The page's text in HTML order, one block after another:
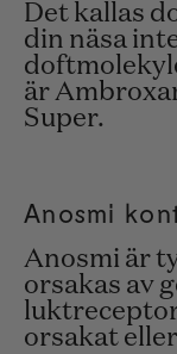
Det kallas
din näsa
är
Super.
Anosmi
Anosmi är
orsakas av
orsakat